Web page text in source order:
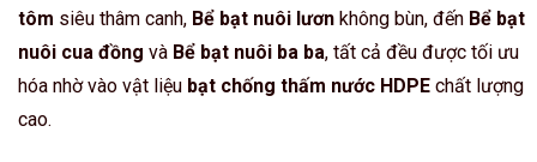
tôm siêu thâm canh, Bể bạt nuôi lươn không bùn, đến Bể bạt
nuôi cua đồng và Bể bạt nuôi ba ba, tất cả đều được tối ưu
hóa nhờ vào vật liệu bạt chống thấm nước HDPE chất lượng
cao.